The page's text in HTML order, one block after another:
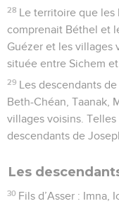
28 Le territoire que les
comprenait Béthel et
Guézer et les villages
située entre Sichem
29 Les descendants
Beth-Chéan, Taanak,
villages voisins.
descendants de
Les
30 Fils d’Asser :